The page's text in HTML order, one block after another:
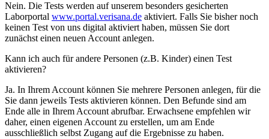
Nein. Die Tests werden auf unserem besonders gesicherten
Laborportal www.portal.verisana.de aktiviert. Falls Sie bisher noch
keinen Test von uns digital aktiviert haben, müssen Sie dort
zunächst einen neuen Account anlegen.
Kann ich auch für andere Personen (z.B. Kinder) einen Test
aktivieren?
Ja. In Ihrem Account können Sie mehrere Personen anlegen, für die
Sie dann jeweils Tests aktivieren können. Den Befunde sind am
Ende alle in Ihrem Account abrufbar. Erwachsene empfehlen wir
daher, einen eigenen Account zu erstellen, um am Ende
ausschließlich selbst Zugang auf die Ergebnisse zu haben.